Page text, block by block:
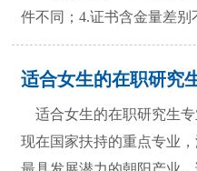
件不同；4.证书含金量差
适合女生的在职研究
适合女生的在职研究生
现在国家扶持的重点专业